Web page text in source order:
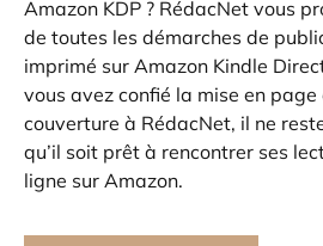
Amazon KDP ? RédacNet vous
de toutes les démarches de
imprimé sur Amazon Kindle
vous avez confié la mise en
couverture à RédacNet, il ne
qu’il soit prêt à rencontrer ses
ligne sur Amazon.